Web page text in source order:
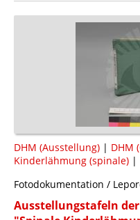
DHM (Ausstellung) | DHM
Kinderlähmung (spinale) |
Fotodokumentation /
Ausstellungstafeln